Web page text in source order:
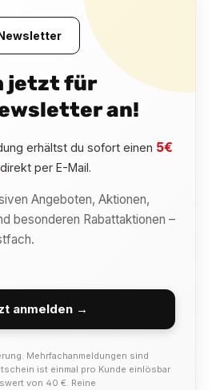
jetzt für
an!
erhältst du sofort einen 5€
direkt per E-Mail.
Angeboten, Aktionen,
besonderen Rabattaktionen –
anmelden →
Mehrfachanmeldungen sind
ist einmal pro Kunde einlösbar
von 40 €. Reine